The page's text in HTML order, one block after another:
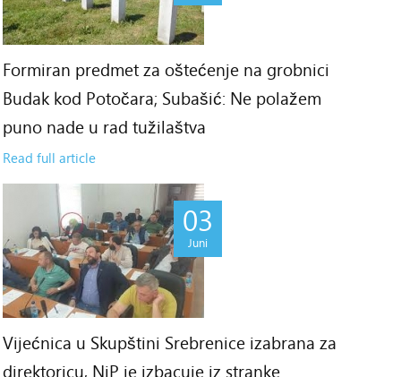
Formiran predmet za oštećenje na grobnici
Budak kod Potočara; Subašić: Ne polažem
puno nade u rad tužilaštva
Read full article
03
Juni
Vijećnica u Skupštini Srebrenice izabrana za
direktoricu, NiP je izbacuje iz stranke